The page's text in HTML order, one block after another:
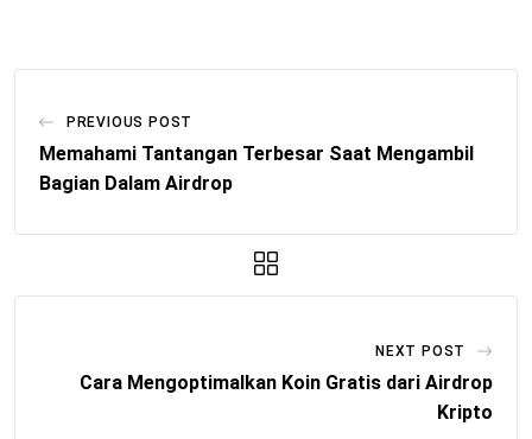
PREVIOUS POST
Memahami Tantangan Terbesar Saat Mengambil
Bagian Dalam Airdrop
NEXT POST
Cara Mengoptimalkan Koin Gratis dari Airdrop
Kripto